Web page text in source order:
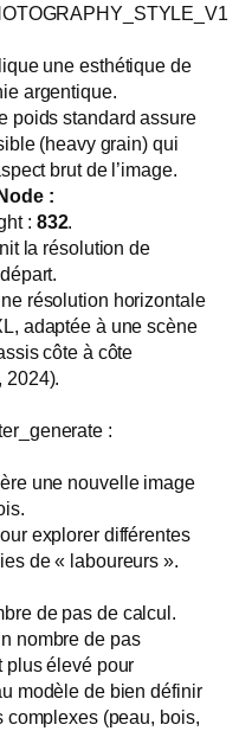
une esthétique de
argentique.
poids standard assure
(heavy grain) qui
brut de l’image.
:
: 832.
la résolution de
résolution horizontale
adaptée à une scène
côte à côte
2024).
:
une nouvelle image
explorer différentes
de « laboureurs ».
de pas de calcul.
nombre de pas
plus élevé pour
modèle de bien définir
complexes (peau, bois,